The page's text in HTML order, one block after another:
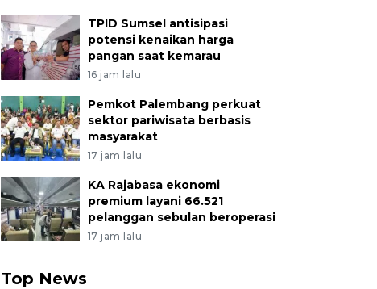
TPID Sumsel antisipasi
potensi kenaikan harga
pangan saat kemarau
16 jam lalu
Pemkot Palembang perkuat
sektor pariwisata berbasis
masyarakat
17 jam lalu
KA Rajabasa ekonomi
premium layani 66.521
pelanggan sebulan beroperasi
17 jam lalu
Top News